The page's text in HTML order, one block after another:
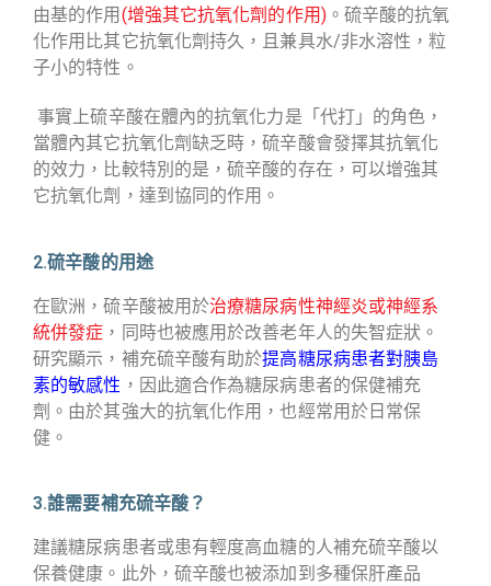
由基的作用 (增強其它抗氧化劑的作用)。硫辛酸的抗氧
化作用比其它抗氧化劑持久，且兼具水/非水溶性，粒
子小的特性。
事實上硫辛酸在體內的抗氧化力是「代打」的角色，
當體內其它抗氧化劑缺乏時，硫辛酸會發擇其抗氧化
的效力，比較特別的是，硫辛酸的存在，可以增強其
它抗氧化劑，達到協同的作用。
2.硫辛酸的用途
在歐洲，硫辛酸被用於治療糖尿病性神經炎或神經系
統併發症 ，同時也被應用於改善老年人的失智症狀。
研究顯示，補充硫辛酸有助於提高糖尿病患者對胰島
素的敏感性 ，因此適合作為糖尿病患者的保健補充
劑。由於其強大的抗氧化作用，也經常用於日常保
健。
3.誰需要補充硫辛酸？
建議糖尿病患者或患有輕度高血糖的人補充硫辛酸以
保養健康。此外，硫辛酸也被添加到多種保肝產品